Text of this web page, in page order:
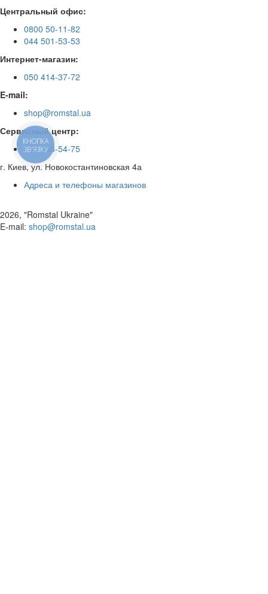
Центральный офис:
0800 50-11-82
044 501-53-53
Интернет-магазин:
050 414-37-72
E-mail:
shop@romstal.ua
Сервисный центр:
050 468-54-75
г. Киев, ул. Новокостантиновская 4а
Адреса и телефоны магазинов
2026, "Romstal Ukraine"
​E-mail: shop@romstal.ua
КНОПКА
ЗВ'ЯЗКУ